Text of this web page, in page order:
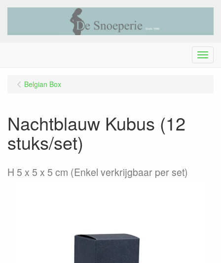
Menu
Belgian Box
Nachtblauw Kubus (12
stuks/set)
H 5 x 5 x 5 cm (Enkel verkrijgbaar per set)